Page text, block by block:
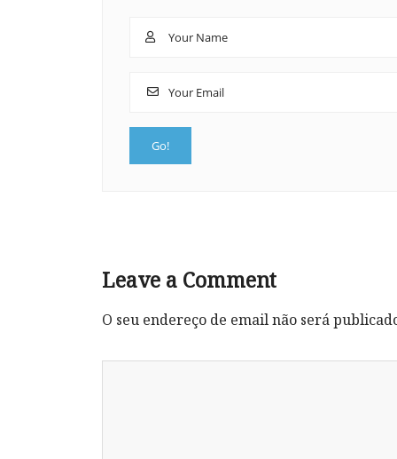
Leave a Comment
O seu endereço de email não será